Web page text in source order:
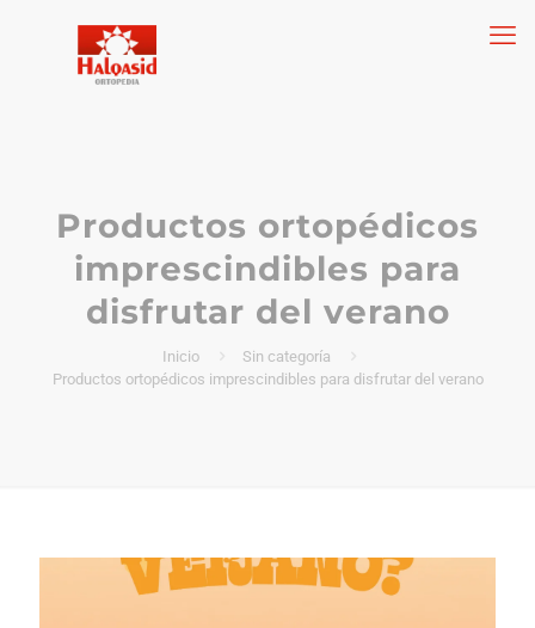
Productos ortopédicos
imprescindibles para
disfrutar del verano
Inicio
Sin categoría
Productos ortopédicos imprescindibles para disfrutar del verano